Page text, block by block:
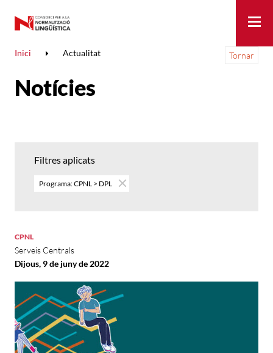
Inici Actualitat Tornar
Notícies
Filtres aplicats
Programa: CPNL > DPL
CPNL
Serveis Centrals
Dijous, 9 de juny de 2022